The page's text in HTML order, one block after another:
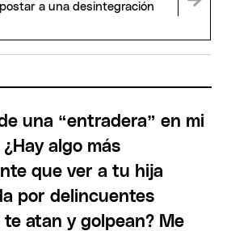
a una desintegración
una “entradera” en mi
algo más
que ver a tu hija
por delincuentes
atan y golpean? Me